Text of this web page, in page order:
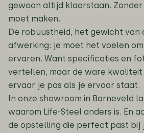
gewoon altijd klaarstaan.
moet maken.
De robuustheid, het gewicht van
afwerking: je moet het voelen
ervaren. Want specificaties en
vertellen, maar de ware kwaliteit
ervaar je pas als je ervoor staat.
In onze showroom in Barneveld
waarom Life-Steel anders is. En
de opstelling die perfect past bij